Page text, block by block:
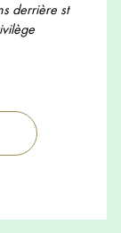
derrière st